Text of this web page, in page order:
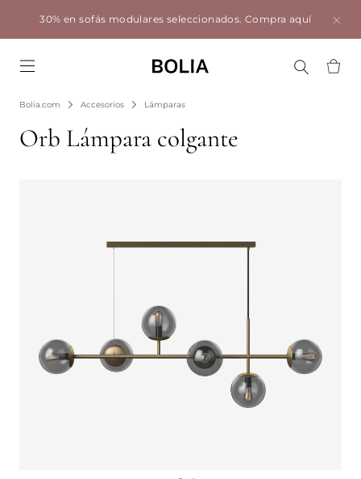
30% en sofás modulares seleccionados.Compra aquí
Bolia.com Accesorios Lámparas
Orb Lámpara colgante